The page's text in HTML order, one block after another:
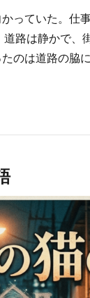
っていた。仕
路は静かで、
のは道路の脇